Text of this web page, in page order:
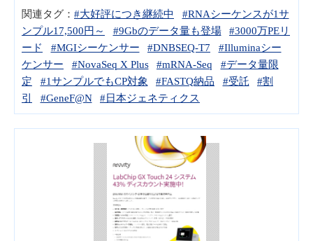
関連タグ： #大好評につき継続中
#RNAシーケンスが1サ
ンプル17,500円～
#9Gbのデータ量も登場
#3000万PEリ
ード
#MGIシーケンサー #DNBSEQ-T7
#Illuminaシー
ケンサー
#NovaSeq X Plus #mRNA-Seq
#データ量限
定
#1サンプルでもCP対象 #FASTQ納品 #受託
#割
引
#GeneF@N #日本ジェネティクス